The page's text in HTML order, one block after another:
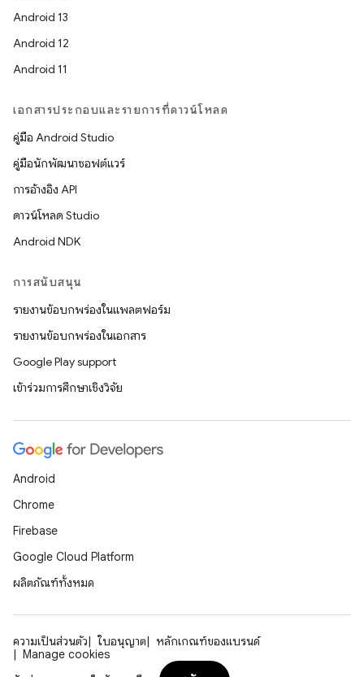
Android 13
Android 12
Android 11
เอกสารประกอบและรายการที่ดาวน์โหลด
คู่มือ Android Studio
คู่มือนักพัฒนาซอฟต์แวร์
การอ้างอิง API
ดาวน์โหลด Studio
Android NDK
การสนับสนุน
รายงานข้อบกพร่องในแพลตฟอร์ม
รายงานข้อบกพร่องในเอกสาร
Google Play support
เข้าร่วมการศึกษาเชิงวิจัย
Android
Chrome
Firebase
Google Cloud Platform
ผลิตภัณฑ์ทั้งหมด
ความเป็นส่วนตัว ใบอนุญาต
หลักเกณฑ์ของแบรนด์
Manage cookies